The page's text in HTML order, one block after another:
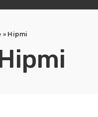
» Hipmi